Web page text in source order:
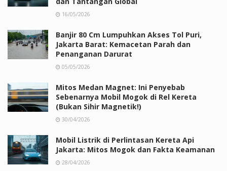
16/05/2026
Banjir 80 Cm Lumpuhkan Akses Tol Puri,
Jakarta Barat: Kemacetan Parah dan
Penanganan Darurat
05/05/2026
Mitos Medan Magnet: Ini Penyebab
Sebenarnya Mobil Mogok di Rel Kereta
(Bukan Sihir Magnetik!)
30/04/2026
Mobil Listrik di Perlintasan Kereta Api
Jakarta: Mitos Mogok dan Fakta Keamanan
28/04/2026